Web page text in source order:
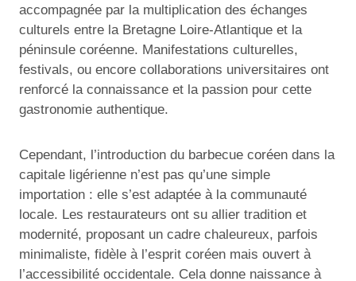
accompagnée par la multiplication des échanges
culturels entre la Bretagne Loire-Atlantique et la
péninsule coréenne. Manifestations culturelles,
festivals, ou encore collaborations universitaires ont
renforcé la connaissance et la passion pour cette
gastronomie authentique.
Cependant, l’introduction du barbecue coréen dans la
capitale ligérienne n’est pas qu’une simple
importation : elle s’est adaptée à la communauté
locale. Les restaurateurs ont su allier tradition et
modernité, proposant un cadre chaleureux, parfois
minimaliste, fidèle à l’esprit coréen mais ouvert à
l’accessibilité occidentale. Cela donne naissance à